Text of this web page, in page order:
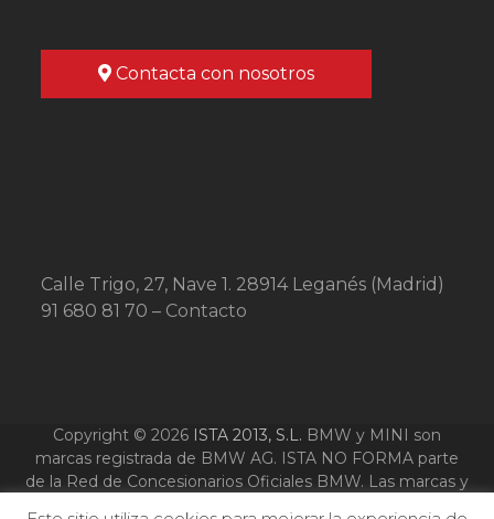
Contacta con nosotros
Calle Trigo, 27, Nave 1. 28914 Leganés (Madrid)
91 680 81 70 – Contacto
Copyright © 2026 ISTA 2013, S.L. BMW y MINI son
marcas registrada de BMW AG. ISTA NO FORMA parte
de la Red de Concesionarios Oficiales BMW. Las marcas y